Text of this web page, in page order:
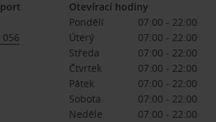
Otevírací hodiny
Pondělí
07:00 - 22:00
Úterý
07:00 - 22:00
Středa
07:00 - 22:00
Čtvrtek
07:00 - 22:00
Pátek
07:00 - 22:00
Sobota
07:00 - 22:00
Neděle
07:00 - 22:00